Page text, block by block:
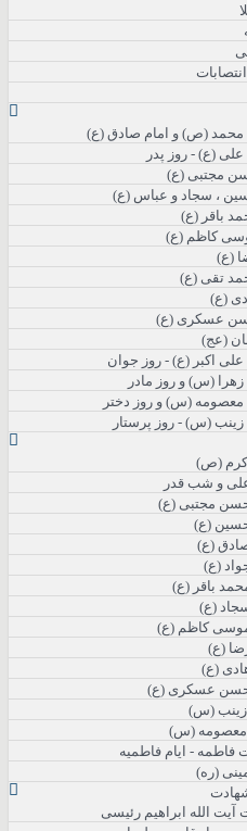
و امام صادق (ع)
- روز پدر
(ع)
سجاد و عباس (ع)
(ع)
(ع)
(ع)
(ع)
(ع) - روز جوان
و روز مادر
(س) و روز دختر
- روز پرستار
شب قدر
(ع)
(ع)
(ع)
(ع)
(س)
(س)
- ایام فاطمیه
ابراهیم رئیسی